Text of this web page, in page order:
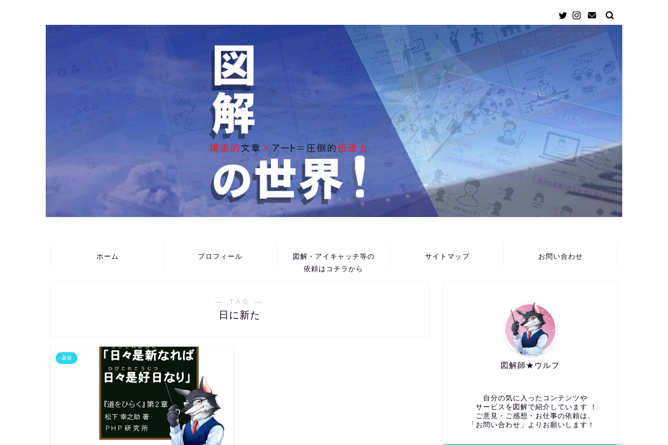
ホーム プロフィール
図解・アイキャッチ等の
依頼はコチラから
サイトマップ お問い合わせ
― TAG ―
日に新た
書籍
図解師★ウルフ
自分の気に入ったコンテンツや
サービスを図解で紹介しています ！
ご意見・ご感想・お仕事の依頼は、
「お問い合わせ」よりお願いします！